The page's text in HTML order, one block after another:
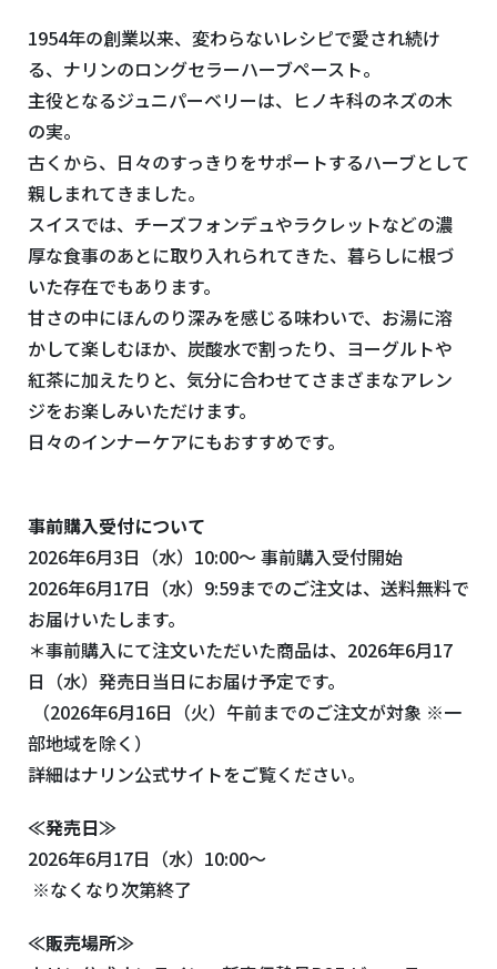
1954年の創業以来、変わらないレシピで愛され続け
る、ナリンのロングセラーハーブペースト。
主役となるジュニパーベリーは、ヒノキ科のネズの木
の実。
古くから、日々のすっきりをサポートするハーブとして
親しまれてきました。
スイスでは、チーズフォンデュやラクレットなどの濃
厚な食事のあとに取り入れられてきた、暮らしに根づ
いた存在でもあります。
甘さの中にほんのり深みを感じる味わいで、お湯に溶
かして楽しむほか、炭酸水で割ったり、ヨーグルトや
紅茶に加えたりと、気分に合わせてさまざまなアレン
ジをお楽しみいただけます。
日々のインナーケアにもおすすめです。
事前購入受付について
2026年6月3日（水）10:00〜 事前購入受付開始
2026年6月17日（水）9:59までのご注文は、送料無料で
お届けいたします。
＊事前購入にて注文いただいた商品は、2026年6月17
日（水）発売日当日にお届け予定です。
（2026年6月16日（火）午前までのご注文が対象 ※一
部地域を除く）
詳細はナリン公式サイトをご覧ください。
≪発売日≫
2026年6月17日（水）10:00〜
※なくなり次第終了
≪販売場所≫